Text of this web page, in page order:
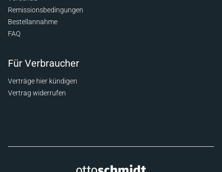
Remissionsbedingungen
Bestellannahme
FAQ
Für Verbraucher
Verträge hier kündigen
Vertrag widerrufen